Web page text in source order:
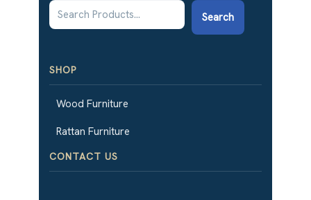
Search
SHOP
Wood Furniture
Rattan Furniture
CONTACT US